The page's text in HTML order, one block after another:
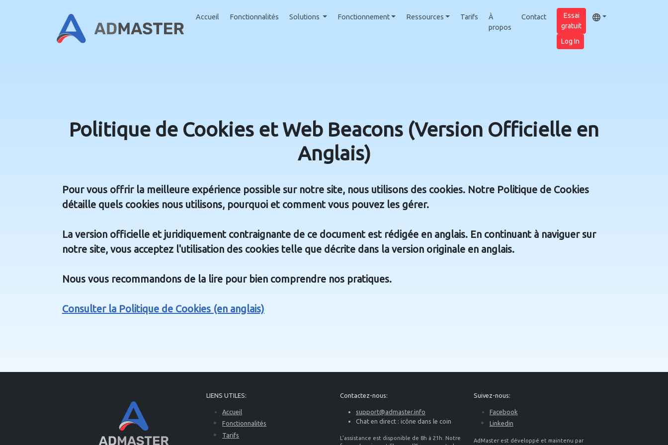
Accueil Fonctionnalités Solutions Fonctionnement Ressources Tarifs
À
propos
Contact
Essai
gratuit
Log In
Politique de Cookies et Web Beacons (Version Officielle en
Anglais)
Pour vous offrir la meilleure expérience possible sur notre site, nous utilisons des cookies. Notre Politique de Cookies
détaille quels cookies nous utilisons, pourquoi et comment vous pouvez les gérer.
La version officielle et juridiquement contraignante de ce document est rédigée en anglais. En continuant à naviguer sur
notre site, vous acceptez l'utilisation des cookies telle que décrite dans la version originale en anglais.
Nous vous recommandons de la lire pour bien comprendre nos pratiques.
Consulter la Politique de Cookies (en anglais)
LIENS UTILES:
Accueil
Fonctionnalités
Tarifs
Contactez-nous:
support@admaster.info
Chat en direct : icône dans le coin
L'assistance est disponible de 8h à 21h. Notre
Suivez-nous:
Facebook
Linkedin
AdMaster est développé et maintenu par